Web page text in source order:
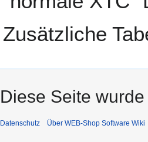
Zusätzliche
Diese Seite
Datenschutz Über WEB-Shop Software Wiki